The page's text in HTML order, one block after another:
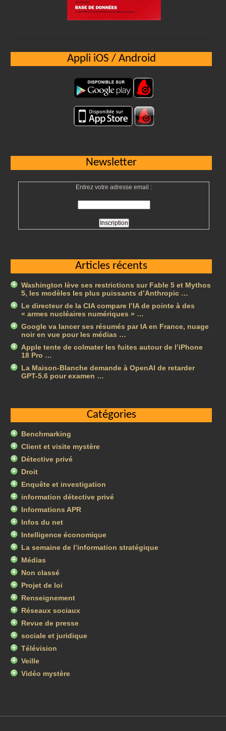
Appli iOS / Android
Newsletter
Entrez votre adresse email :
Articles récents
Washington lève ses restrictions sur Fable 5 et Mythos
5, les modèles les plus puissants d’Anthropic …
Le directeur de la CIA compare l’IA de pointe à des
« armes nucléaires numériques » …
Google va lancer ses résumés par IA en France, nuage
noir en vue pour les médias …
Apple tente de colmater les fuites autour de l’iPhone
18 Pro …
La Maison-Blanche demande à OpenAI de retarder
GPT-5.6 pour examen …
Catégories
Benchmarking
Client et visite mystère
Détective privé
Droit
Enquête et investigation
information détective privé
Informations APR
Infos du net
Intelligence économique
La semaine de l’information stratégique
Médias
Non classé
Projet de loi
Renseignement
Réseaux sociaux
Revue de presse
sociale et juridique
Télévision
Veille
Vidéo mystère